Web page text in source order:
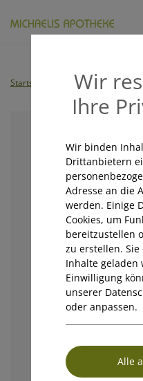
Startseite Shop Michaelis
Wir
Ihre
Wir binden
Drittanbietern
Adresse an die
werden. Einige
Cookies, um
bereitzustellen
zu erstellen.
Inhalte
Einwilligung
unserer
oder anpassen.